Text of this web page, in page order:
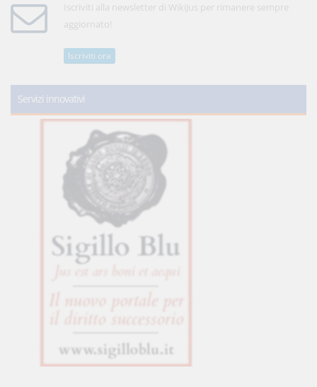
Iscriviti alla newsletter di WikiJus per rimanere sempre
aggiornato!
Iscriviti ora
Servizi innovativi